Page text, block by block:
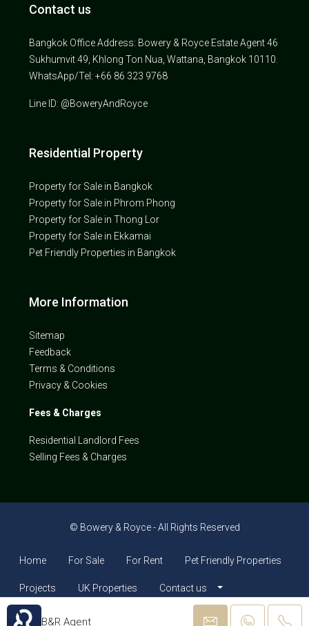
B&R Agent
Contact us
Bangkok Office Address: Bowery & Royce Estate Agent 46
Sukhumvit 49, Khlong Ton Nua, Wattana, Bangkok 10110.
WhatsApp/Tel: +66 86 323 9768
Line ID: @BoweryAndRoyce
Residential Property
Property for Sale in Bangkok
Property for Sale in Phrom Phong
Property for Sale in Thong Lor
Property for Sale in Ekkamai
Pet Friendly Properties in Bangkok
More Information
Sitemap
Feedback
Terms & Conditions
Privacy & Cookies
Fees & Charges
Residential Landlord Fees
Selling Fees & Charges
© Bowery & Royce - All Rights Reserved
Home For Sale For Rent Pet Friendly Properties
Projects UK Properties Contact us